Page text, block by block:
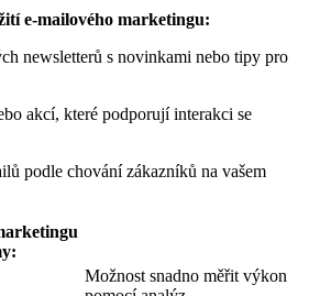
e-mailového marketingu:
newsletterů s novinkami nebo tipy pro
akcí, které podporují interakci se
podle chování zákazníků na vašem
Možnost snadno měřit výkon